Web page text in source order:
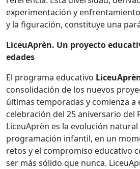
experimentación y
y la figuración, constituye una
LiceuAprèn. Un proyecto
edades
El programa educativo
consolidación de los nuevos
últimas temporadas y comienza a
celebración del 25 aniversario del
LiceuAprèn es la evolución
programación infantil, en un
retos y el compromiso educativo
ser más sólido que nunca.